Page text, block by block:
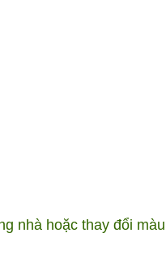
nhà hoặc thay đổi